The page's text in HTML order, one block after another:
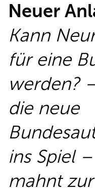
Neuer
Kann
für eine
werden?
die neue
ins Spiel
mahnt